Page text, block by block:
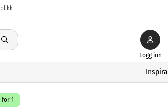
Logg inn
1